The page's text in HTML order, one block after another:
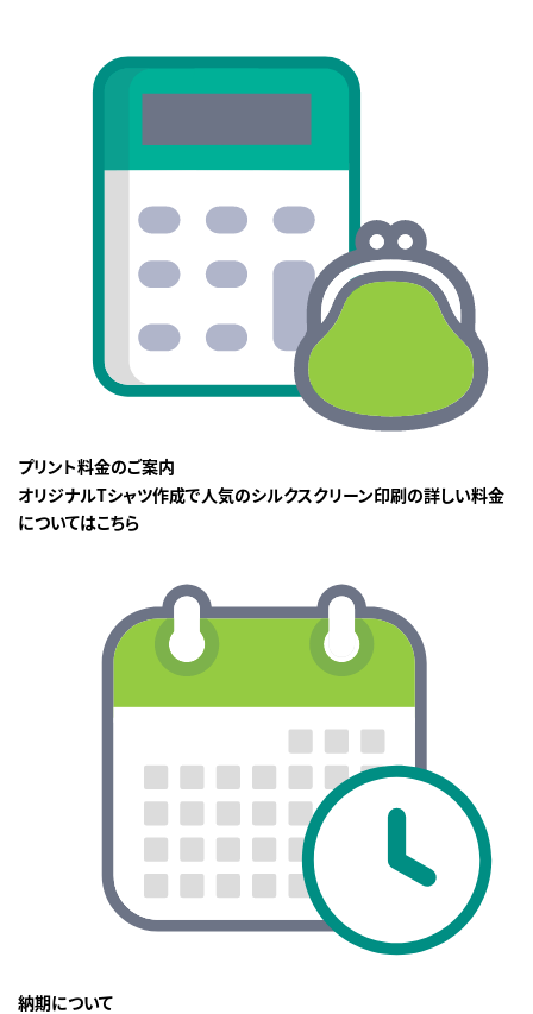
プリント料金のご案内
オリジナルTシャツ作成で人気のシルクスクリーン印刷の詳しい料金
についてはこちら
納期について